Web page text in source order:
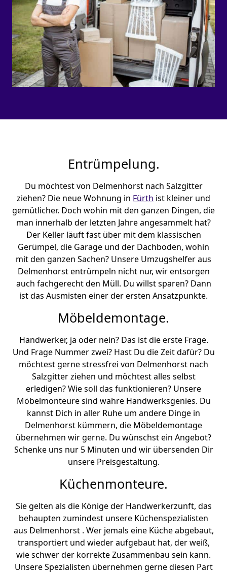
Entrümpelung.
Du möchtest von Delmenhorst nach Salzgitter
ziehen? Die neue Wohnung in Fürth ist kleiner und
gemütlicher. Doch wohin mit den ganzen Dingen, die
man innerhalb der letzten Jahre angesammelt hat?
Der Keller läuft fast über mit dem klassischen
Gerümpel, die Garage und der Dachboden, wohin
mit den ganzen Sachen? Unsere Umzugshelfer aus
Delmenhorst entrümpeln nicht nur, wir entsorgen
auch fachgerecht den Müll. Du willst sparen? Dann
ist das Ausmisten einer der ersten Ansatzpunkte.
Möbeldemontage.
Handwerker, ja oder nein? Das ist die erste Frage.
Und Frage Nummer zwei? Hast Du die Zeit dafür? Du
möchtest gerne stressfrei von Delmenhorst nach
Salzgitter ziehen und möchtest alles selbst
erledigen? Wie soll das funktionieren? Unsere
Möbelmonteure sind wahre Handwerksgenies. Du
kannst Dich in aller Ruhe um andere Dinge in
Delmenhorst kümmern, die Möbeldemontage
übernehmen wir gerne. Du wünschst ein Angebot?
Schenke uns nur 5 Minuten und wir übersenden Dir
unsere Preisgestaltung.
Küchenmonteure.
Sie gelten als die Könige der Handwerkerzunft, das
behaupten zumindest unsere Küchenspezialisten
aus Delmenhorst . Wer jemals eine Küche abgebaut,
transportiert und wieder aufgebaut hat, der weiß,
wie schwer der korrekte Zusammenbau sein kann.
Unsere Spezialisten übernehmen gerne diesen Part